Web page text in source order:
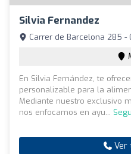
Silvia Fernandez
Carrer de Barcelona 285 -
En Silvia Fernández, te
personalizable para la
Mediante nuestro exclusivo
nos enfocamos en ayu...
Ver